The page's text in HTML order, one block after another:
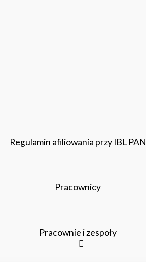
Regulamin afiliowania przy IBL PAN
Pracownicy
Pracownie i zespoły